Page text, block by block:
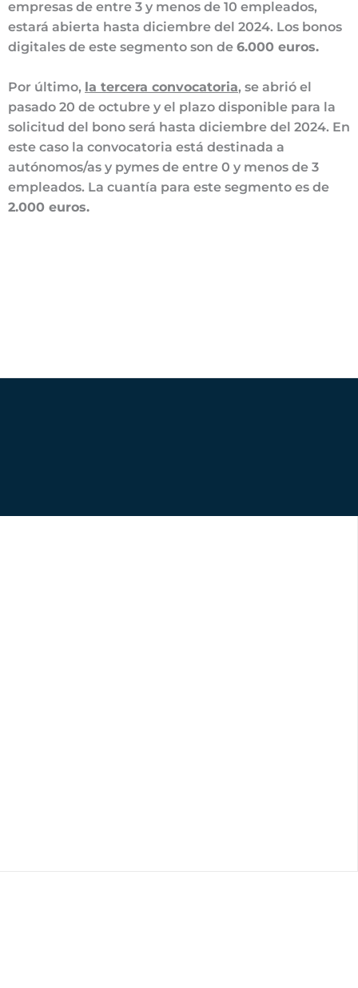
empresas de entre 3 y menos de 10 empleados,
estará abierta hasta diciembre del 2024. Los bonos
digitales de este segmento son de 6.000 euros.
Por último, la tercera convocatoria, se abrió el
pasado 20 de octubre y el plazo disponible para la
solicitud del bono será hasta diciembre del 2024. En
este caso la convocatoria está destinada a
autónomos/as y pymes de entre 0 y menos de 3
empleados. La cuantía para este segmento es de
2.000 euros.